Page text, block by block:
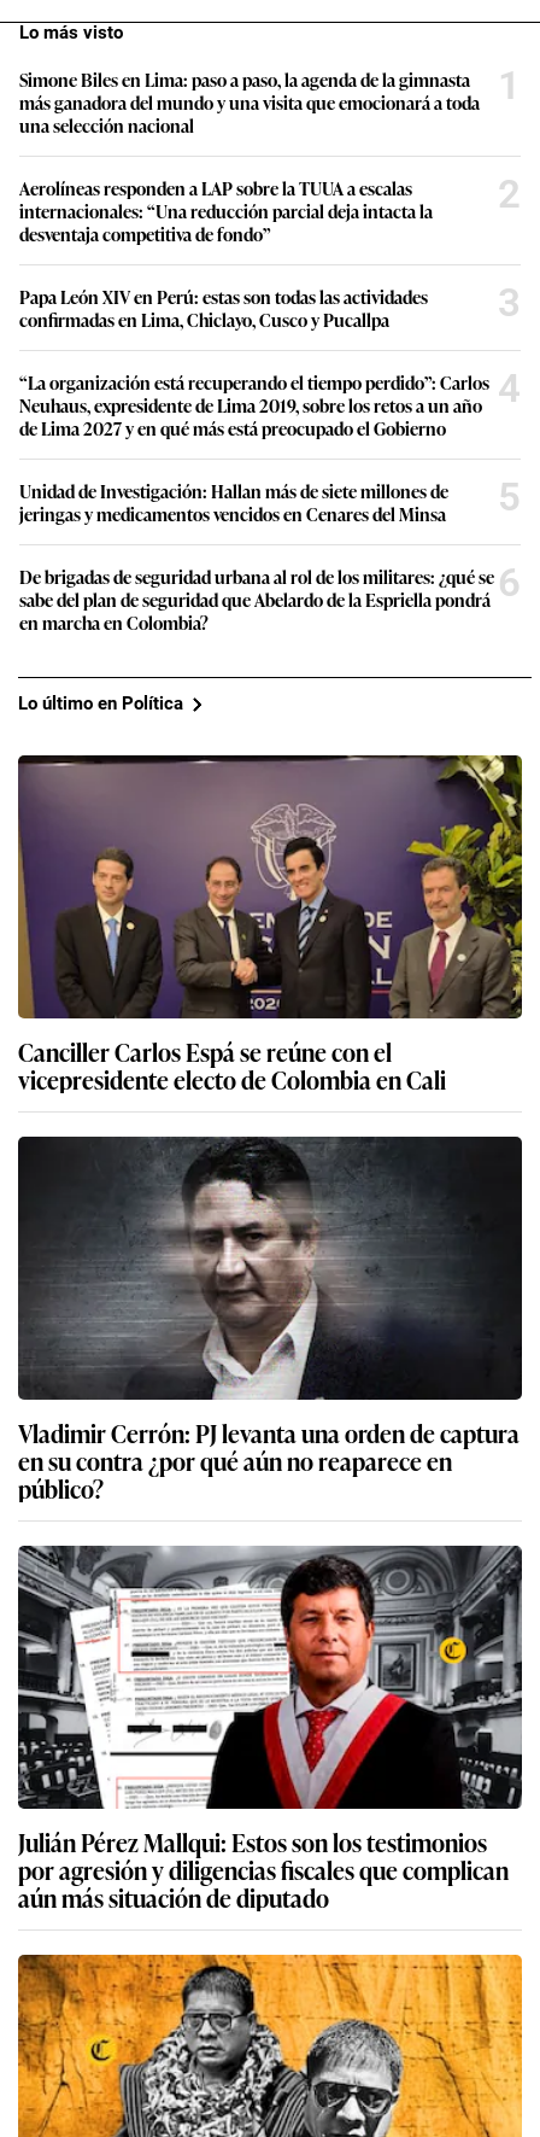
Lo más visto
Simone Biles en Lima: paso a paso, la agenda de la gimnasta
más ganadora del mundo y una visita que emocionará a toda
una selección nacional
1
Aerolíneas responden a LAP sobre la TUUA a escalas
internacionales: “Una reducción parcial deja intacta la
desventaja competitiva de fondo”
2
Papa León XIV en Perú: estas son todas las actividades
confirmadas en Lima, Chiclayo, Cusco y Pucallpa
3
“La organización está recuperando el tiempo perdido”: Carlos
Neuhaus, expresidente de Lima 2019, sobre los retos a un año
de Lima 2027 y en qué más está preocupado el Gobierno
4
Unidad de Investigación: Hallan más de siete millones de
jeringas y medicamentos vencidos en Cenares del Minsa
5
De brigadas de seguridad urbana al rol de los militares: ¿qué se
sabe del plan de seguridad que Abelardo de la Espriella pondrá
en marcha en Colombia?
6
Lo último en Política
Canciller Carlos Espá se reúne con el
vicepresidente electo de Colombia en Cali
Vladimir Cerrón: PJ levanta una orden de captura
en su contra ¿por qué aún no reaparece en
público?
Julián Pérez Mallqui: Estos son los testimonios
por agresión y diligencias fiscales que complican
aún más situación de diputado